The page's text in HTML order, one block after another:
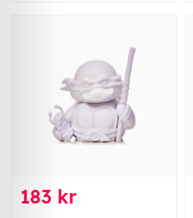
183 kr